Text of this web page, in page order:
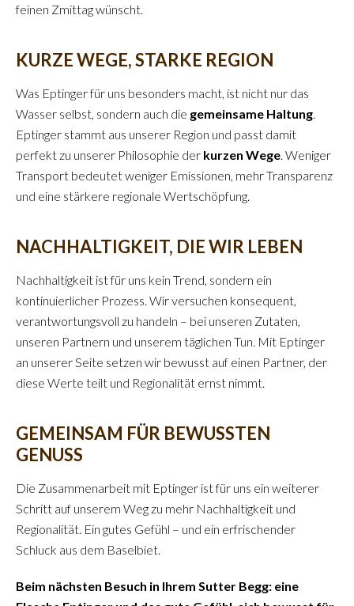
feinen Zmittag wünscht.
KURZE WEGE, STARKE REGION
Was Eptinger für uns besonders macht, ist nicht nur das
Wasser selbst, sondern auch die gemeinsame Haltung
Eptinger stammt aus unserer Region und passt damit
perfekt zu unserer Philosophie der kurzen Wege . Weniger
Transport bedeutet weniger Emissionen, mehr Transparenz
und eine stärkere regionale Wertschöpfung.
NACHHALTIGKEIT, DIE WIR LEBEN
Nachhaltigkeit ist für uns kein Trend, sondern ein
kontinuierlicher Prozess. Wir versuchen konsequent,
verantwortungsvoll zu handeln – bei unseren Zutaten,
unseren Partnern und unserem täglichen Tun. Mit Eptinger
an unserer Seite setzen wir bewusst auf einen Partner, der
diese Werte teilt und Regionalität ernst nimmt.
GEMEINSAM FÜR BEWUSSTEN
GENUSS
Die Zusammenarbeit mit Eptinger ist für uns ein weiterer
Schritt auf unserem Weg zu mehr Nachhaltigkeit und
Regionalität. Ein gutes Gefühl – und ein erfrischender
Schluck aus dem Baselbiet.
Beim nächsten Besuch in Ihrem Sutter Begg: eine